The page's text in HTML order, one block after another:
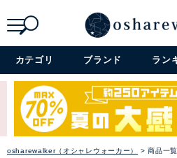
カテゴリ ブランド ラン
osharewalker（オシャレウォーカー） 商品一覧